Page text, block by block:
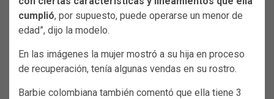
cumplió, por supuesto, puede operarse un menor de
edad”, dijo la modelo.
En las imágenes la mujer mostró a su hija en proceso
de recuperación, tenía algunas vendas en su rostro.
Barbie colombiana también comentó que ella tiene 3